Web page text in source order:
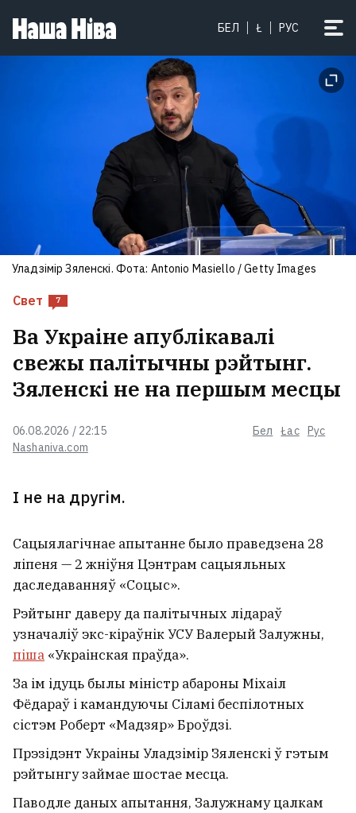
БЕЛ Ł РУС
Свет 7
Nashaniva.com
06.08.2026 / 22:15 Бел Łac Рус
Ва Украіне апублікавалі
свежы палітычны рэйтынг.
Зяленскі не на першым месцы
І не на другім.
Уладзімір Зяленскі. Фота: Antonio Masiello / Getty Images
Сацыялагічнае апытанне было праведзена 28
ліпеня — 2 жніўня Цэнтрам сацыяльных
даследаванняў «Соцыс».
Рэйтынг даверу да палітычных лідараў
узначаліў экс-кіраўнік УСУ Валерый Залужны,
піша «Украінская праўда».
За ім ідуць былы міністр абароны Міхаіл
Фёдараў і камандуючы Сіламі беспілотных
сістэм Роберт «Мадзяр» Броўдзі.
Прэзідэнт Украіны Уладзімір Зяленскі ў гэтым
рэйтынгу займае шостае месца.
Паводле даных апытання, Залужнаму цалкам